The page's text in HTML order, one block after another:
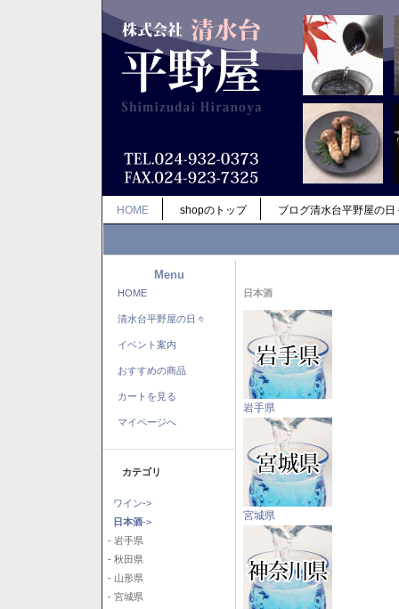
HOME shopのトップ ブログ清水台平野屋の日
Menu
HOME
清水台平野屋の日々
イベント案内
おすすめの商品
カートを見る
マイページへ
カテゴリ
ワイン->
日本酒->
- 岩手県
- 秋田県
- 山形県
- 宮城県
日本酒
岩手県
宮城県